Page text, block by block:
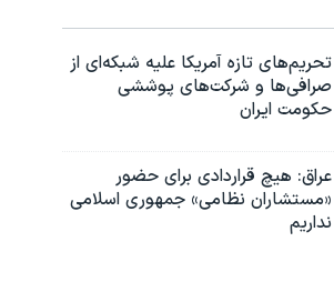
تحریم‌های تازه آمریکا علیه شبکه‌ای از
صرافی‌ها و شرکت‌های پوششی
حکومت ایران
عراق: هیچ قراردادی برای حضور
«مستشاران نظامی» جمهوری اسلامی
نداریم